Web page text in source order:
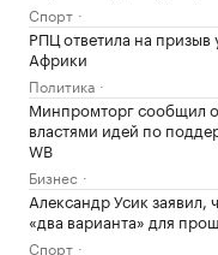
Спорт
РПЦ ответила на призыв
Африки
Политика
Минпромторг сообщил
властями идей по
WB
Бизнес
Александр Усик заявил,
«два варианта» для
Спорт